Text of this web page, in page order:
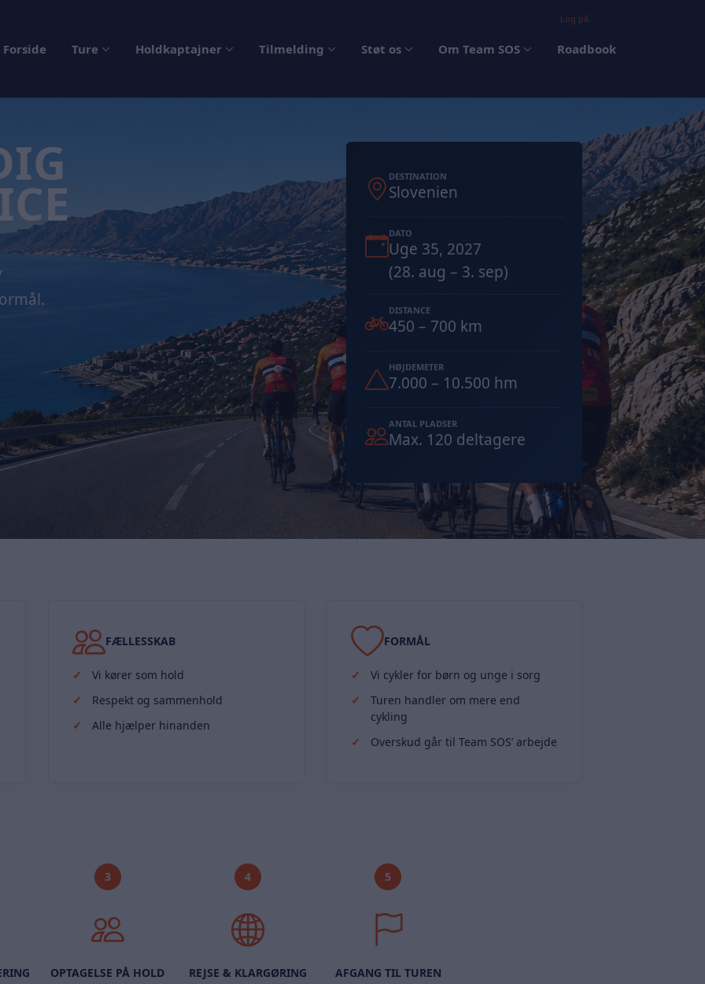
Log på
Forside Ture Holdkaptajner Tilmelding Støt os Om Team SOS Roadbook
DESTINATION
Slovenien
DATO
Uge 35, 2027
(28. aug – 3. sep)
DISTANCE
450 – 700 km
HØJDEMETER
7.000 – 10.500 hm
ANTAL PLADSER
Max. 120 deltagere
FÆLLESSKAB
Vi kører som hold
Respekt og sammenhold
Alle hjælper hinanden
FORMÅL
Vi cykler for børn og unge i sorg
Turen handler om mere end
cykling
Overskud går til Team SOS’ arbejde
3
OPTAGELSE PÅ HOLD
4
REJSE & KLARGØRING
5
AFGANG TIL TUREN